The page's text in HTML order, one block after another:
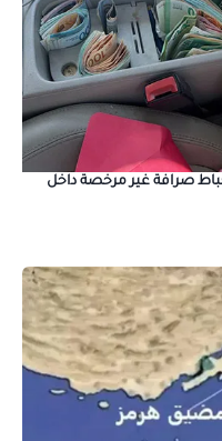
صرافة غير مرخصة داخل